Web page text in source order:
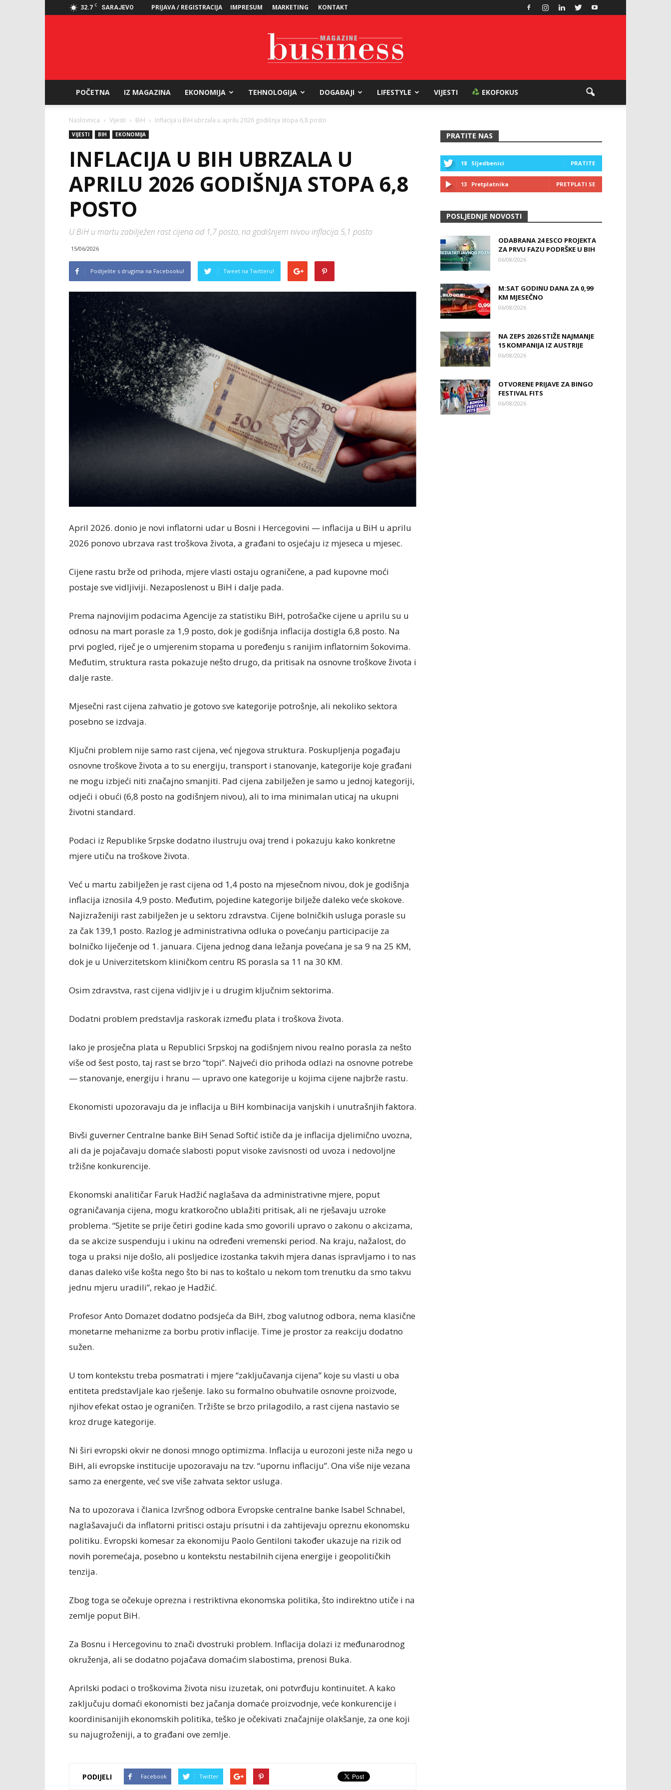
32.7 C SARAJEVO PRIJAVA / REGISTRACIJA IMPRESUM MARKETING KONTAKT
Magazine
POČETNA IZ MAGAZINA EKONOMIJA TEHNOLOGIJA DOGAĐAJI LIFESTYLE VIJESTI EKOFOKUS
Naslovnica Vijesti BiH Inflacija u BiH ubrzala u aprilu 2026 godišnja stopa 6,8 posto
VIJESTI BIH EKONOMIJA
INFLACIJA U BIH UBRZALA U
APRILU 2026 GODIŠNJA STOPA 6,8
POSTO
U BiH u martu zabilježen rast cijena od 1,7 posto, na godišnjem nivou inflacija 5,1 posto
15/06/2026
Podijelite s drugima na Facebooku! Tweet na Twitteru!
April 2026. donio je novi inflatorni udar u Bosni i Hercegovini — inflacija u BiH u aprilu
2026 ponovo ubrzava rast troškova života, a građani to osjećaju iz mjeseca u mjesec.
Cijene rastu brže od prihoda, mjere vlasti ostaju ograničene, a pad kupovne moći
postaje sve vidljiviji. Nezaposlenost u BiH i dalje pada.
Prema najnovijim podacima Agencije za statistiku BiH, potrošačke cijene u aprilu su u
odnosu na mart porasle za 1,9 posto, dok je godišnja inflacija dostigla 6,8 posto. Na
prvi pogled, riječ je o umjerenim stopama u poređenju s ranijim inflatornim šokovima.
Međutim, struktura rasta pokazuje nešto drugo, da pritisak na osnovne troškove života i
dalje raste.
Mjesečni rast cijena zahvatio je gotovo sve kategorije potrošnje, ali nekoliko sektora
posebno se izdvaja.
Ključni problem nije samo rast cijena, već njegova struktura. Poskupljenja pogađaju
osnovne troškove života a to su energiju, transport i stanovanje, kategorije koje građani
ne mogu izbjeći niti značajno smanjiti. Pad cijena zabilježen je samo u jednoj kategoriji,
odjeći i obući (6,8 posto na godišnjem nivou), ali to ima minimalan uticaj na ukupni
životni standard.
Podaci iz Republike Srpske dodatno ilustruju ovaj trend i pokazuju kako konkretne
mjere utiču na troškove života.
Već u martu zabilježen je rast cijena od 1,4 posto na mjesečnom nivou, dok je godišnja
inflacija iznosila 4,9 posto. Međutim, pojedine kategorije bilježe daleko veće skokove.
Najizraženiji rast zabilježen je u sektoru zdravstva. Cijene bolničkih usluga porasle su
za čak 139,1 posto. Razlog je administrativna odluka o povećanju participacije za
bolničko liječenje od 1. januara. Cijena jednog dana ležanja povećana je sa 9 na 25 KM,
dok je u Univerzitetskom kliničkom centru RS porasla sa 11 na 30 KM.
Osim zdravstva, rast cijena vidljiv je i u drugim ključnim sektorima.
Dodatni problem predstavlja raskorak između plata i troškova života.
Iako je prosječna plata u Republici Srpskoj na godišnjem nivou realno porasla za nešto
više od šest posto, taj rast se brzo “topi”. Najveći dio prihoda odlazi na osnovne potrebe
— stanovanje, energiju i hranu — upravo one kategorije u kojima cijene najbrže rastu.
Ekonomisti upozoravaju da je inflacija u BiH kombinacija vanjskih i unutrašnjih faktora.
Bivši guverner Centralne banke BiH Senad Softić ističe da je inflacija djelimično uvozna,
ali da je pojačavaju domaće slabosti poput visoke zavisnosti od uvoza i nedovoljne
tržišne konkurencije.
Ekonomski analitičar Faruk Hadžić naglašava da administrativne mjere, poput
ograničavanja cijena, mogu kratkoročno ublažiti pritisak, ali ne rješavaju uzroke
problema. “Sjetite se prije četiri godine kada smo govorili upravo o zakonu o akcizama,
da se akcize suspenduju i ukinu na određeni vremenski period. Na kraju, nažalost, do
toga u praksi nije došlo, ali posljedice izostanka takvih mjera danas ispravljamo i to nas
danas daleko više košta nego što bi nas to koštalo u nekom tom trenutku da smo takvu
jednu mjeru uradili”, rekao je Hadžić.
Profesor Anto Domazet dodatno podsjeća da BiH, zbog valutnog odbora, nema klasične
monetarne mehanizme za borbu protiv inflacije. Time je prostor za reakciju dodatno
sužen.
U tom kontekstu treba posmatrati i mjere “zaključavanja cijena” koje su vlasti u oba
entiteta predstavljale kao rješenje. Iako su formalno obuhvatile osnovne proizvode,
njihov efekat ostao je ograničen. Tržište se brzo prilagodilo, a rast cijena nastavio se
kroz druge kategorije.
Ni širi evropski okvir ne donosi mnogo optimizma. Inflacija u eurozoni jeste niža nego u
BiH, ali evropske institucije upozoravaju na tzv. “upornu inflaciju”. Ona više nije vezana
samo za energente, već sve više zahvata sektor usluga.
Na to upozorava i članica Izvršnog odbora Evropske centralne banke Isabel Schnabel,
naglašavajući da inflatorni pritisci ostaju prisutni i da zahtijevaju opreznu ekonomsku
politiku. Evropski komesar za ekonomiju Paolo Gentiloni također ukazuje na rizik od
novih poremećaja, posebno u kontekstu nestabilnih cijena energije i geopolitičkih
tenzija.
Zbog toga se očekuje oprezna i restriktivna ekonomska politika, što indirektno utiče i na
zemlje poput BiH.
Za Bosnu i Hercegovinu to znači dvostruki problem. Inflacija dolazi iz međunarodnog
okruženja, ali se dodatno pojačava domaćim slabostima, prenosi Buka.
Aprilski podaci o troškovima života nisu izuzetak, oni potvrđuju kontinuitet. A kako
zaključuju domaći ekonomisti bez jačanja domaće proizvodnje, veće konkurencije i
koordinisanijih ekonomskih politika, teško je očekivati značajnije olakšanje, za one koji
su najugroženiji, a to građani ove zemlje.
PODIJELI Facebook Twitter
PRATITE NAS
18 Sljedbenici PRATITE
13 Pretplatnika PRETPLATI SE
POSLJEDNJE NOVOSTI
ODABRANA 24 ESCO PROJEKTA
ZA PRVU FAZU PODRŠKE U BIH
06/08/2026
M:SAT GODINU DANA ZA 0,99
KM MJESEČNO
06/08/2026
NA ZEPS 2026 STIŽE NAJMANJE
15 KOMPANIJA IZ AUSTRIJE
06/08/2026
OTVORENE PRIJAVE ZA BINGO
FESTIVAL FITS
06/08/2026